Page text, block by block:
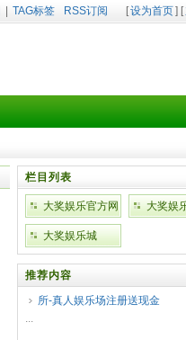
TAG标签 RSS订阅 [设为首页] [
栏目列表
大奖娱乐官方网
站
大奖娱
大奖娱乐城
推荐内容
所-真人娱乐场注册送现金
...